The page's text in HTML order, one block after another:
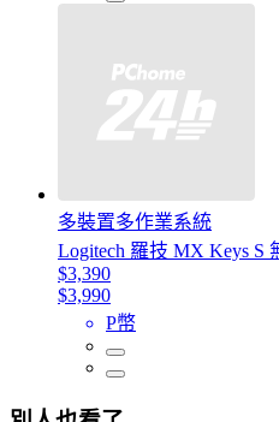
多裝置多作業系統
Logitech 羅技 MX Keys S
$3,390
$3,990
P幣